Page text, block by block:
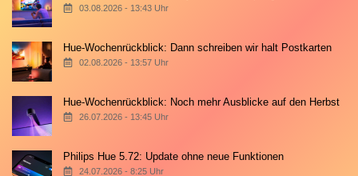
03.08.2026 - 13:43 Uhr
Hue-Wochenrückblick: Dann schreiben wir halt Postkarten
02.08.2026 - 13:57 Uhr
Hue-Wochenrückblick: Noch mehr Ausblicke auf den Herbst
26.07.2026 - 13:45 Uhr
Philips Hue 5.72: Update ohne neue Funktionen
24.07.2026 - 8:25 Uhr